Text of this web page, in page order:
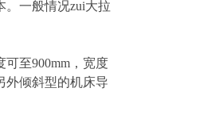
。一般情况zui大拉
至900mm，宽度
外倾斜型的机床导